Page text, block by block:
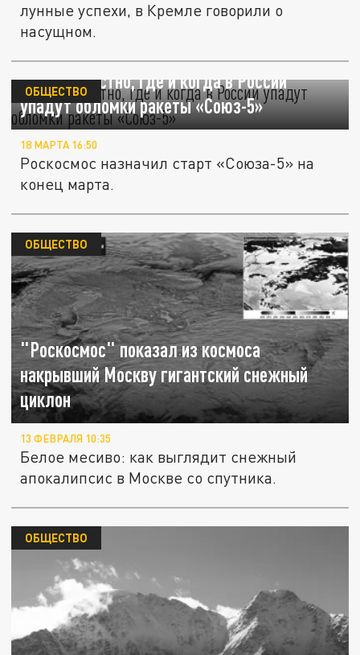
лунные успехи, в Кремле говорили о
насущном.
Стало известно, где и когда в России
упадут обломки ракеты «Союз-5»
ОБЩЕСТВО
18 МАРТА 16:50
Роскосмос назначил старт «Союза-5» на
конец марта.
"Роскосмос" показал из космоса
накрывший Москву гигантский снежный
циклон
ОБЩЕСТВО
13 ФЕВРАЛЯ 10:35
Белое месиво: как выглядит снежный
апокалипсис в Москве со спутника.
ОБЩЕСТВО